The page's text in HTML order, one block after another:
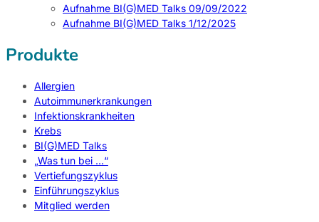
Aufnahme BI(G)MED Talks 09/09/2022
Aufnahme BI(G)MED Talks 1/12/2025
Produkte
Allergien
Autoimmunerkrankungen
Infektionskrankheiten
Krebs
BI(G)MED Talks
„Was tun bei …“
Vertiefungszyklus
Einführungszyklus
Mitglied werden